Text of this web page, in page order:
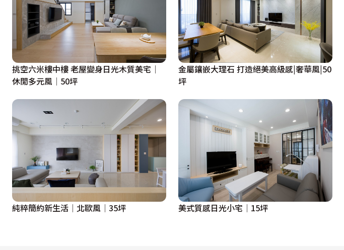
挑空六米樓中樓 老屋變身日光木質美宅│
休閒多元風│50坪
金屬鑲嵌大理石 打造絕美高級感|奢華風|50
坪
純粹簡約新生活│北歐風│35坪 美式質感日光小宅│15坪